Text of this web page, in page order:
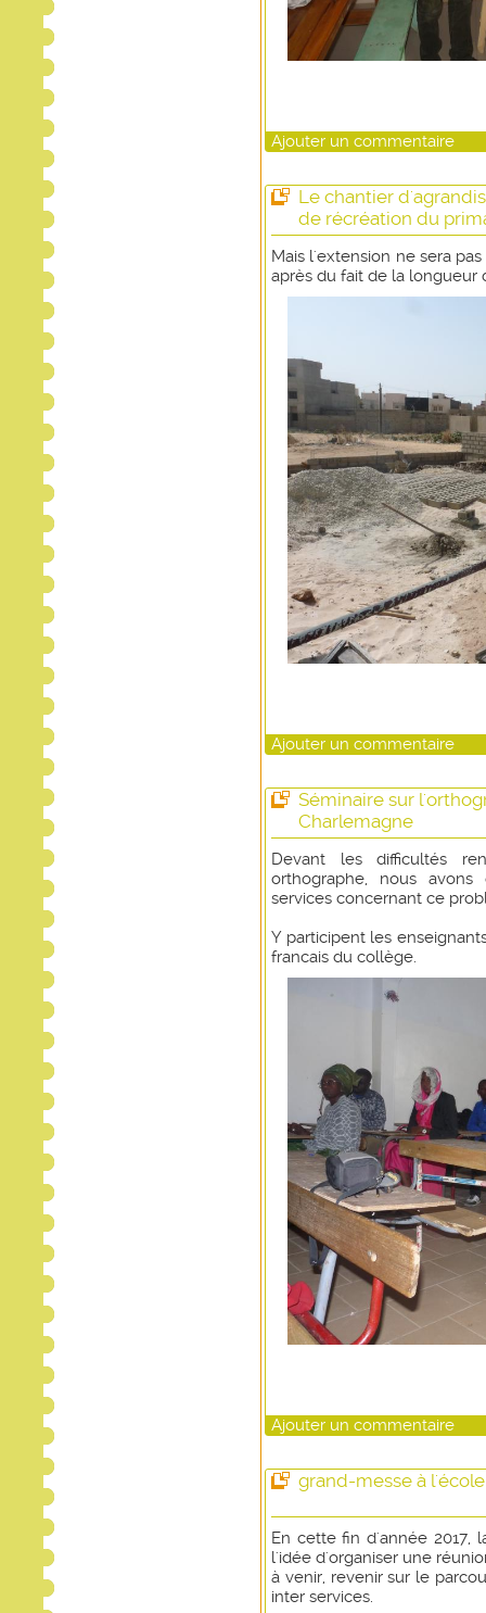
Ajouter un commentaire
Le chantier
de récréation du
Mais l'extension ne sera
après du fait de la longueur
Ajouter un commentaire
Séminaire sur
Charlemagne
Devant les difficultés
orthographe, nous
services concernant ce
Y participent les
francais du collège.
Ajouter un commentaire
grand-messe à
En cette fin d'année 2017,
l'idée d'organiser une
à venir, revenir sur le
inter services.